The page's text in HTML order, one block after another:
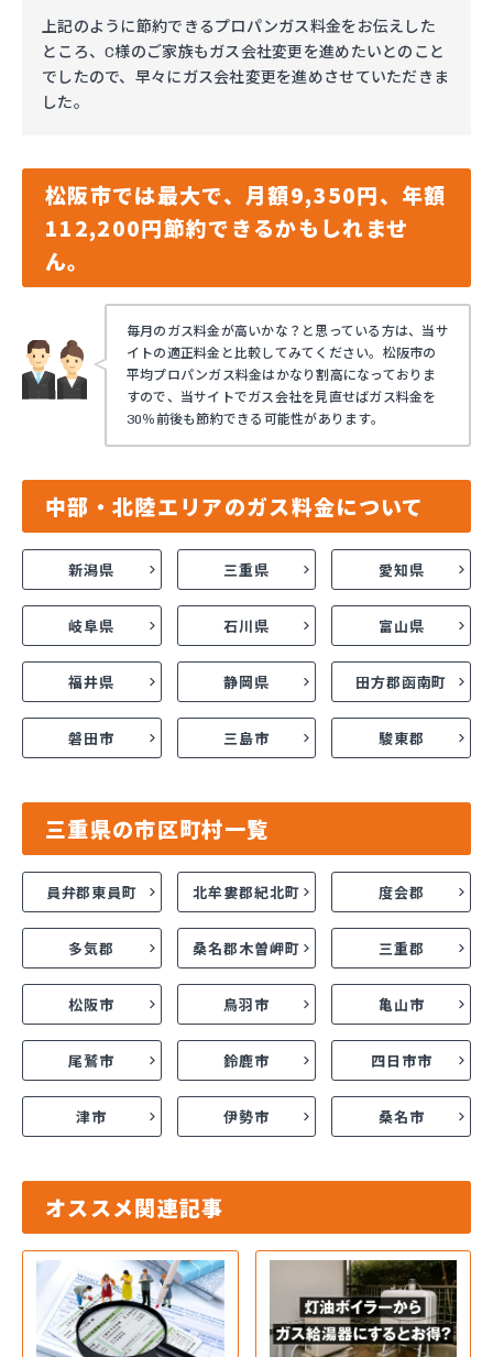
上記のように節約できるプロパンガス料金をお伝えした
ところ、C様のご家族もガス会社変更を進めたいとのこと
でしたので、早々にガス会社変更を進めさせていただきま
した。
松阪市では最大で、月額9,350円、年額
112,200円節約できるかもしれませ
ん。
毎月のガス料金が高いかな？と思っている方は、当サ
イトの適正料金と比較してみてください。松阪市の
平均プロパンガス料金はかなり割高になっておりま
すので、当サイトでガス会社を見直せばガス料金を
30％前後も節約できる可能性があります。
中部・北陸エリアのガス料金について
新潟県 三重県 愛知県
岐阜県 石川県 富山県
福井県 静岡県 田方郡函南町
磐田市 三島市 駿東郡
三重県の市区町村一覧
員弁郡東員町 北牟婁郡紀北町 度会郡
多気郡 桑名郡木曽岬町 三重郡
松阪市 鳥羽市 亀山市
尾鷲市 鈴鹿市 四日市市
津市 伊勢市 桑名市
オススメ関連記事